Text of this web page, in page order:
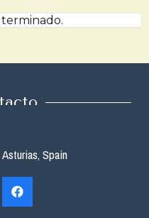
Spain